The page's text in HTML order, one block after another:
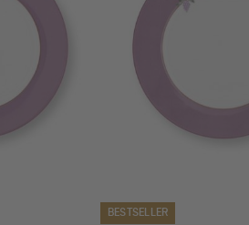
BESTSELLER